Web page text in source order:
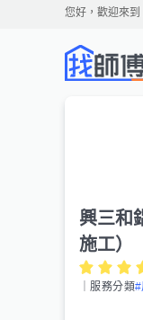
您好，歡迎來到
興三和
施工）
｜服務分類#